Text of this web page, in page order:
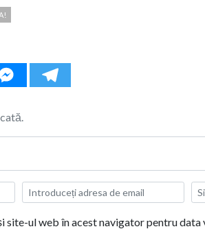
site-ul web în acest navigator pentru data